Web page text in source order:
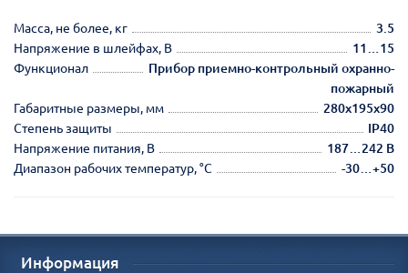
Масса, не более, кг
3.5
Напряжение в шлейфах, В
11…15
Функционал
Прибор приемно-контрольный охранно-
пожарный
Габаритные размеры, мм
280х195х90
Степень защиты
IP40
Напряжение питания, В
187…242 В
Диапазон рабочих температур, °С
-30…+50
Информация